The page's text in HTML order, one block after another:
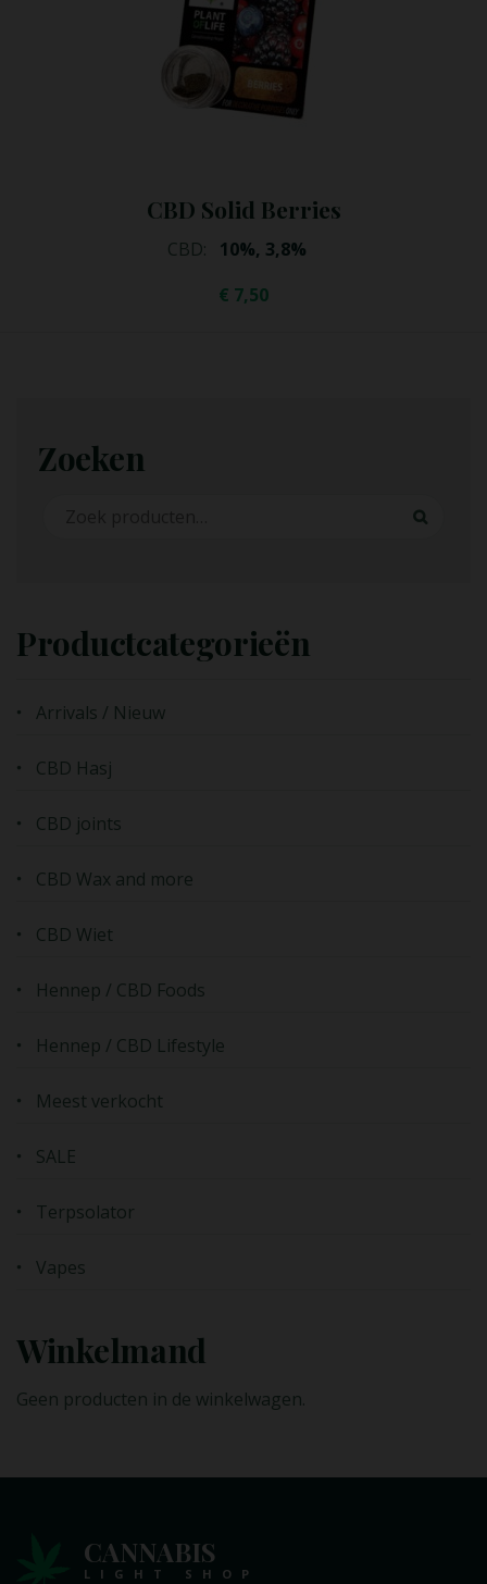
CBD Hash Jamica Dream
€12,95 €
Zoeken
Zoeken
Productcategorieën
Arrivals / Nieuw
CBD Hasj
CBD joints
CBD Wax and more
CBD Wiet
Hennep / CBD Foods
Hennep / CBD Lifestyle
Meest verkocht
SALE
Terpsolator
Vapes
Winkelmand
Geen producten in de winkelwagen.
CANNABIS
LIGHT SHOP